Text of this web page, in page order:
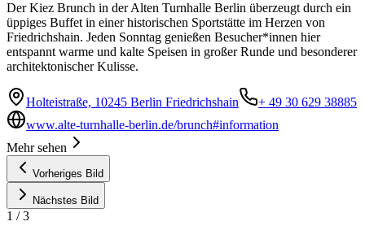
Der Kiez Brunch in der Alten Turnhalle Berlin überzeugt durch ein
üppiges Buffet in einer historischen Sportstätte im Herzen von
Friedrichshain. Jeden Sonntag genießen Besucher*innen hier
entspannt warme und kalte Speisen in großer Runde und besonderer
architektonischer Kulisse.
Holteistraße, 10245 Berlin Friedrichshain
+ 49 30 629 38885
www.alte-turnhalle-berlin.de/brunch#information
Mehr sehen
Vorheriges Bild
Nächstes Bild
1 /3